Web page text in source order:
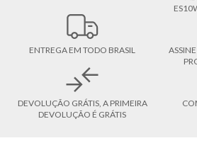
ENTREGA EM TODO BRASIL
DEVOLUÇÃO GRÁTIS, A PRIMEIRA
DEVOLUÇÃO É GRÁTIS